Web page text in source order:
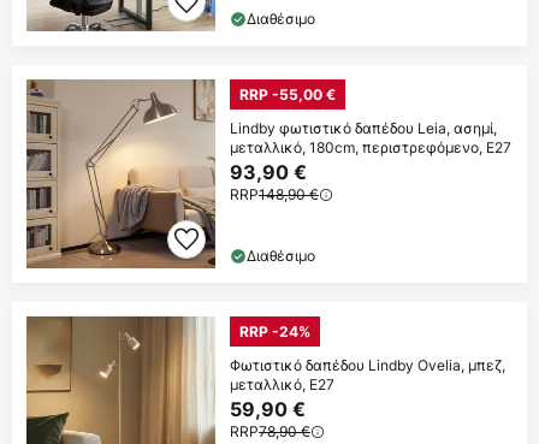
Διαθέσιμο
RRP -55,00 €
Lindby φωτιστικό δαπέδου Leia, ασημί,
μεταλλικό, 180cm, περιστρεφόμενο, E27
93,90 €
RRP148,90 €
Διαθέσιμο
RRP -24%
Φωτιστικό δαπέδου Lindby Ovelia, μπεζ,
μεταλλικό, E27
59,90 €
RRP78,90 €